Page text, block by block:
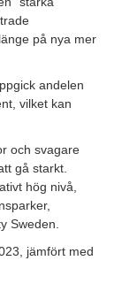
på nya mer
andelen
vilket kan
och svagare
gå starkt.
hög nivå,
Sweden.
jämfört med